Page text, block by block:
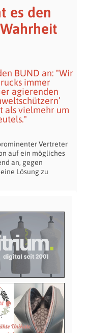
es den
BUND an: "Wir
immer
agierenden
als vielmehr um
Vertreter
auf ein mögliches
an, gegen
Lösung zu